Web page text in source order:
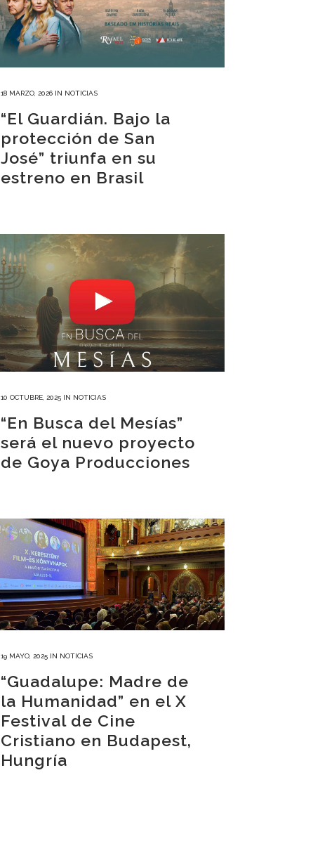
18 MARZO, 2026 IN NOTICIAS
“El Guardián. Bajo la
protección de San
José” triunfa en su
estreno en Brasil
10 OCTUBRE, 2025 IN NOTICIAS
“En Busca del Mesías”
será el nuevo proyecto
de Goya Producciones
19 MAYO, 2025 IN NOTICIAS
“Guadalupe: Madre de
la Humanidad” en el X
Festival de Cine
Cristiano en Budapest,
Hungría